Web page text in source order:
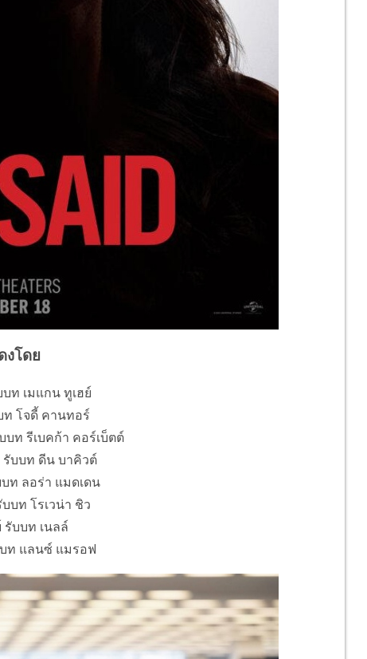
งโดย
ท เมแกน ทูเฮย์
โจดี้ คานทอร์
ท รีเบคก้า คอร์เบ็ตต์
รับบท ดีน บาคิวต์
บท ลอร่า แมดเดน
บท โรเวน่า ชิว
รับบท เนลล์
ท แลนซ์ แมรอฟ